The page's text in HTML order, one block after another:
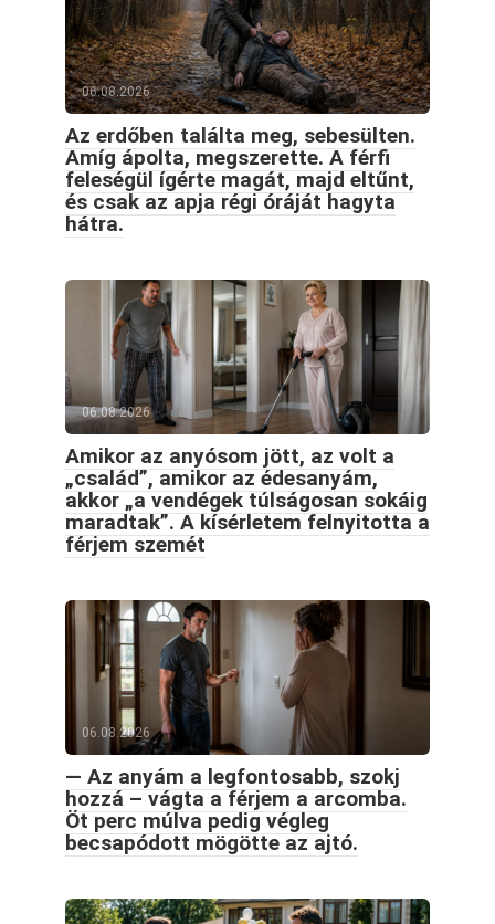
06.08.2026
Az erdőben találta meg, sebesülten.
Amíg ápolta, megszerette. A férfi
feleségül ígérte magát, majd eltűnt,
és csak az apja régi óráját hagyta
hátra.
06.08.2026
Amikor az anyósom jött, az volt a
„család”, amikor az édesanyám,
akkor „a vendégek túlságosan sokáig
maradtak”. A kísérletem felnyitotta a
férjem szemét
06.08.2026
— Az anyám a legfontosabb, szokj
hozzá – vágta a férjem a arcomba.
Öt perc múlva pedig végleg
becsapódott mögötte az ajtó.